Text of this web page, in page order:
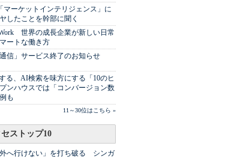
マーケットインテリジェンス」に
したことを幹部に聞く
世界の成長企業が新しい日常
ートな働き方
通信」サービス終了のお知らせ
る、AI検索を味方にする「10のヒ
ンハウスでは「コンバージョン数
も
11～30位はこちら »
ストップ10
外へ行けない」を打ち破る シンガ